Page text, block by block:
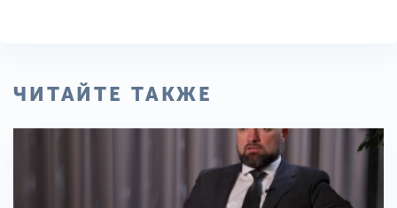
ЧИТАЙТЕ ТАКЖЕ